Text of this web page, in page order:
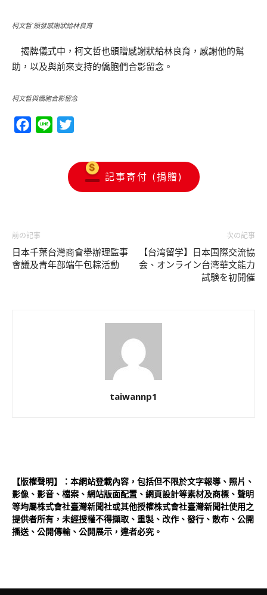
柯文哲˙頒發感謝狀給林良育
揭牌儀式中，柯文哲也頒贈感謝狀給林良育，感謝他的幫
助，以及與前來支持的僑胞們合影留念。
柯文哲與僑胞合影留念
Facebook
Line
記事寄付 (捐贈)
前の記事
日本千葉台灣商會舉辦理監事
會議及青年部端午包粽活動
次の記事
【台湾留学】日本国際交流協
会、オンライン台湾華文能力
試験を初開催
taiwannp1
【版權聲明】：本網站登載內容，包括但不限於文字報導、照片、
影像、影音、檔案、網站版面配置、網頁設計等素材及商標、聲明
等均屬株式會社臺灣新聞社或其他授權株式會社臺灣新聞社使用之
提供者所有，未經授權不得擷取、重製、改作、發行、散布、公開
播送、公開傳輸、公開展示，違者必究。